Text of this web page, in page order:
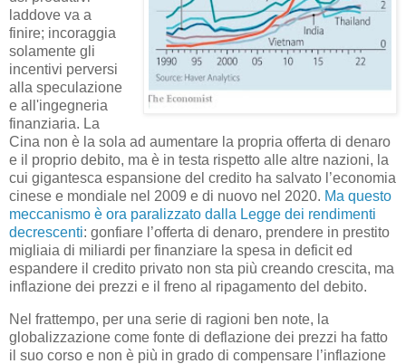
laddove va a
finire; incoraggia
solamente gli
incentivi perversi
alla speculazione
e all'ingegneria
finanziaria. La
Cina non è la sola ad aumentare la propria offerta di denaro
e il proprio debito, ma è in testa rispetto alle altre nazioni, la
cui gigantesca espansione del credito ha salvato l’economia
cinese e mondiale nel 2009 e di nuovo nel 2020. Ma questo
meccanismo è ora paralizzato dalla Legge dei rendimenti
decrescenti: gonfiare l’offerta di denaro, prendere in prestito
migliaia di miliardi per finanziare la spesa in deficit ed
espandere il credito privato non sta più creando crescita, ma
inflazione dei prezzi e il freno al ripagamento del debito.
Nel frattempo, per una serie di ragioni ben note, la
globalizzazione come fonte di deflazione dei prezzi ha fatto
il suo corso e non è più in grado di compensare l’inflazione